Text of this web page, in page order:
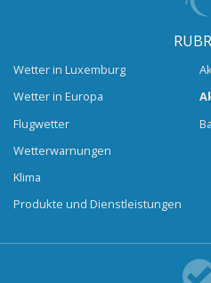
Wetter in Luxemburg
Wetter in Europa
Flugwetter
Wetterwarnungen
Klima
Produkte und Dienstleistungen